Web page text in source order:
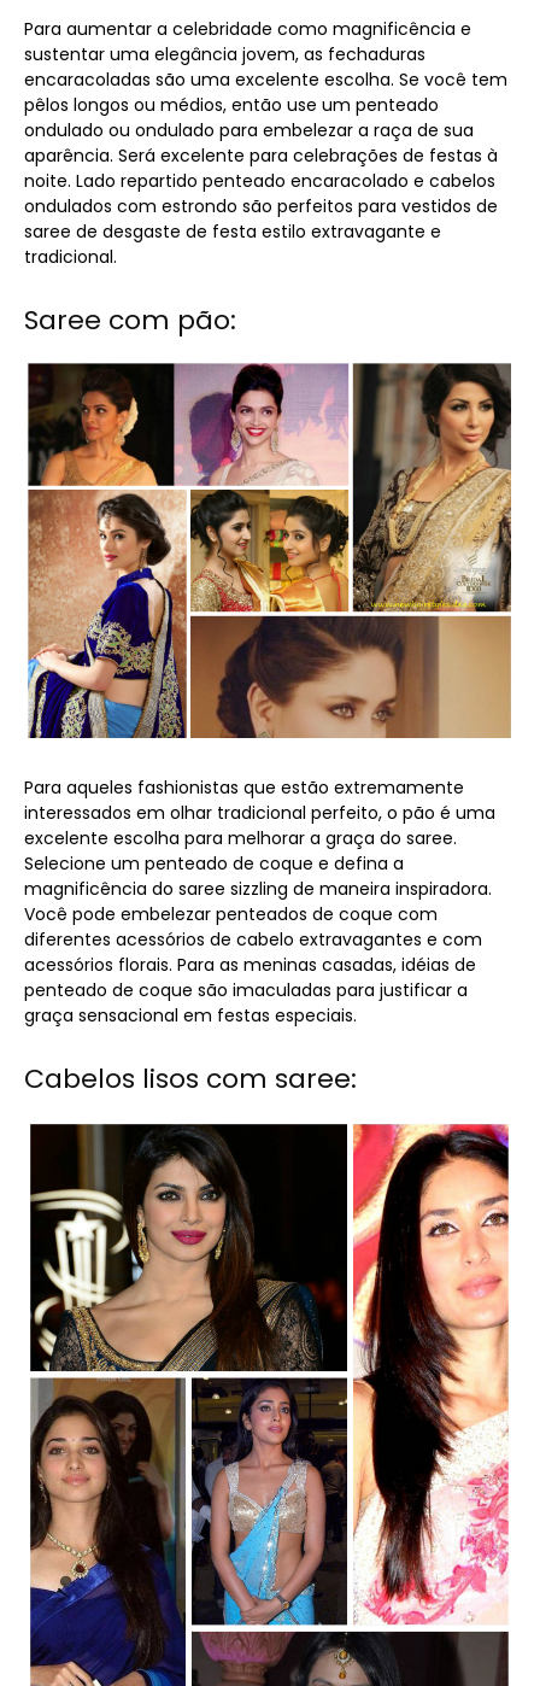
Para aumentar a celebridade como magnificência e
sustentar uma elegância jovem, as fechaduras
encaracoladas são uma excelente escolha. Se você tem
pêlos longos ou médios, então use um penteado
ondulado ou ondulado para embelezar a raça de sua
aparência. Será excelente para celebrações de festas à
noite. Lado repartido penteado encaracolado e cabelos
ondulados com estrondo são perfeitos para vestidos de
saree de desgaste de festa estilo extravagante e
tradicional.
Saree com pão:
Para aqueles fashionistas que estão extremamente
interessados ​​em olhar tradicional perfeito, o pão é uma
excelente escolha para melhorar a graça do saree.
Selecione um penteado de coque e defina a
magnificência do saree sizzling de maneira inspiradora.
Você pode embelezar penteados de coque com
diferentes acessórios de cabelo extravagantes e com
acessórios florais. Para as meninas casadas, idéias de
penteado de coque são imaculadas para justificar a
graça sensacional em festas especiais.
Cabelos lisos com saree: